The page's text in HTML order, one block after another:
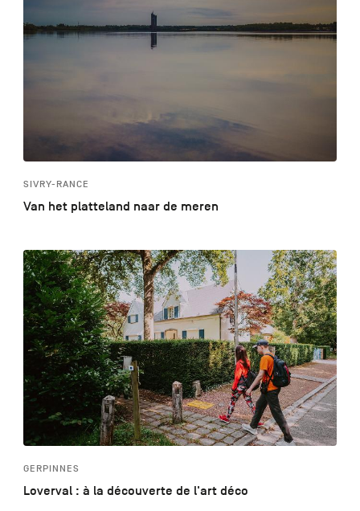
SIVRY-RANCE
Van het platteland naar de meren
GERPINNES
Loverval : à la découverte de l'art déco